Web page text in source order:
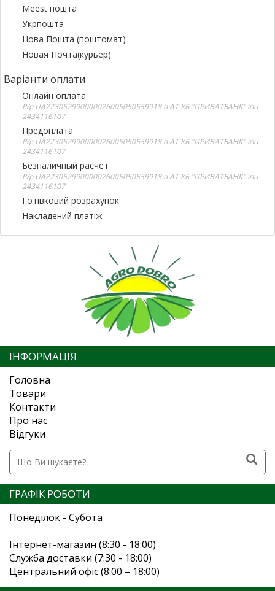
Meest пошта
Укрпошта
Нова Пошта (поштомат)
Новая Почта(курьер)
Варіанти оплати
Онлайн оплата
Р/р UA223052990000026005050559918 в АТ КБ "ПРИВАТБАНК" іпн
2434116107
Предоплата
Р/р UA223052990000026005050559918 в АТ КБ "ПРИВАТБАНК" іпн
2434116107
Безналичный расчёт
Р/р UA223052990000026005050559918 в АТ КБ "ПРИВАТБАНК" іпн
2434116107
Готівковий розрахунок
Накладений платіж
ІНФОРМАЦІЯ
Головна
Товари
Контакти
Про нас
Відгуки
ГРАФІК РОБОТИ
Понеділок - Субота
Інтернет-магазин (8:30 - 18:00)
Служба доставки (7:30 - 18:00)
Центральний офіс (8:00 – 18:00)